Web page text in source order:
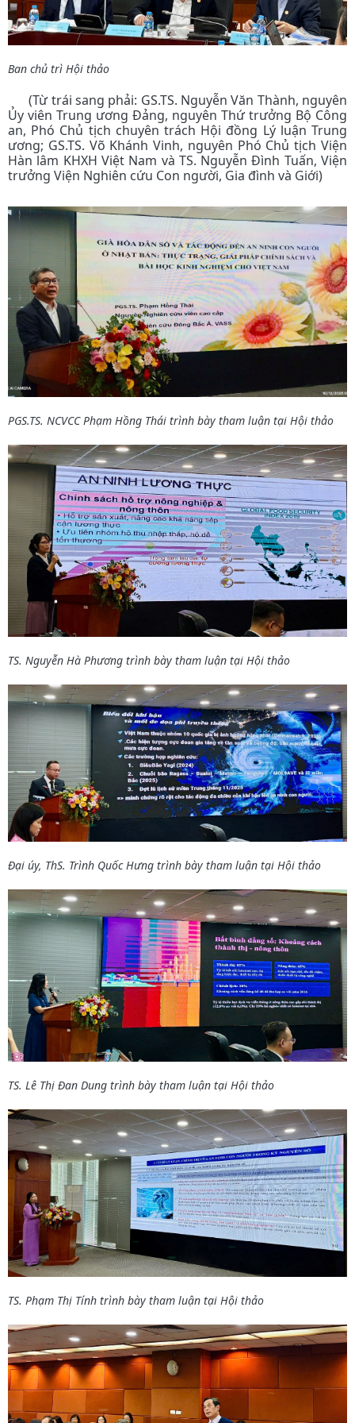
Ban chủ trì Hội thảo
(Từ trái sang phải: GS.TS. Nguyễn Văn Thành, nguyên
Ủy viên Trung ương Đảng, nguyên Thứ trưởng Bộ Công
an, Phó Chủ tịch chuyên trách Hội đồng Lý luận Trung
ương; GS.TS. Võ Khánh Vinh, nguyên Phó Chủ tịch Viện
Hàn lâm KHXH Việt Nam và TS. Nguyễn Đình Tuấn, Viện
trưởng Viện Nghiên cứu Con người, Gia đình và Giới)
PGS.TS. NCVCC Phạm Hồng Thái trình bày tham luận tại Hội thảo
TS. Nguyễn Hà Phương trình bày tham luận tại Hội thảo
Đại úy, ThS. Trình Quốc Hưng trình bày tham luận tại Hội thảo
TS. Lê Thị Đan Dung trình bày tham luận tại Hội thảo
TS. Phạm Thị Tính trình bày tham luận tại Hội thảo